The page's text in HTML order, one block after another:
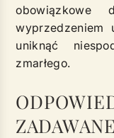
wyprzedzeniem
uniknąć
zmarłego.